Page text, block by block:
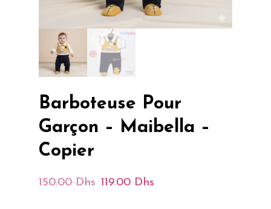
Barboteuse Pour
Garçon – Maibella –
Copier
150.00Dhs Le
119.00 Dhs